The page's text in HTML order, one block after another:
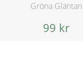
Gröna Gläntan
99 kr